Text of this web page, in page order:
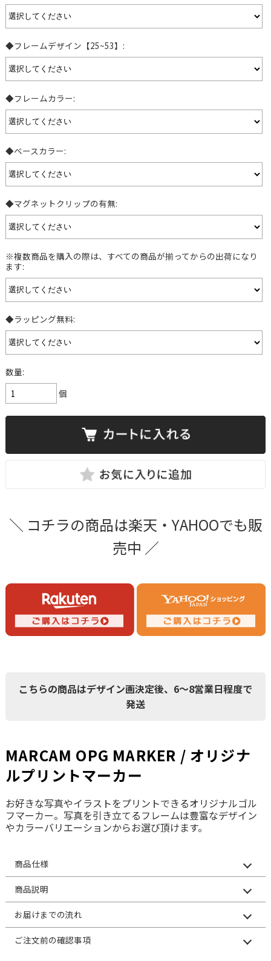
◆フレームデザイン【25~53】:
◆フレームカラー:
◆ベースカラー:
◆マグネットクリップの有無:
※複数商品を購入の際は、すべての商品が揃ってからの出荷になり
ます:
◆ラッピング無料:
数量:
個
＼ コチラの商品は楽天・YAHOOでも販
売中 ／
こちらの商品はデザイン画決定後、6～8営業日程度で
発送
MARCAM OPG MARKER / オリジナ
ルプリントマーカー
お好きな写真やイラストをプリントできるオリジナルゴル
フマーカー。写真を引き立てるフレームは豊富なデザイン
やカラーバリエーションからお選び頂けます。
商品仕様
商品説明
お届けまでの流れ
ご注文前の確認事項